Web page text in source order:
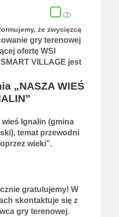
że zwycięzcą
gry terenowej
ofertę WSI
VILLAGE jest
„NASZA WIEŚ
Ignalin (gmina
temat przewodni
wieki”.
gratulujemy! W
skontaktuje się z
gry terenowej.